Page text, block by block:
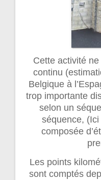
Cette activité
continu
Belgique à
trop importante
selon un
séquence,
composée
Les points
sont comptés